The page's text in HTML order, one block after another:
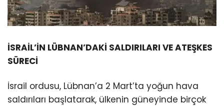
İSRAİL’İN LÜBNAN’DAKİ SALDIRILARI VE ATEŞKES
SÜRECİ
İsrail ordusu, Lübnan’a 2 Mart’ta yoğun hava
saldırıları başlatarak, ülkenin güneyinde birçok